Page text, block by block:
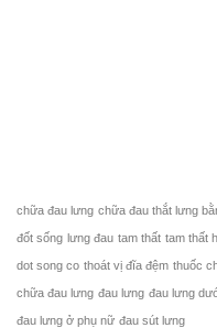
chữa đau lưng chữa đau thắt lưng
đốt sống lưng đau tam thất tam thất
dot song co thoát vị đĩa đệm thuốc
chữa đau lưng đau lưng đau lưng
đau lưng ở phụ nữ đau sút lưng